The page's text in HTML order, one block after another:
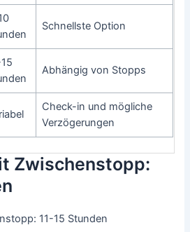
Schnellste Option
Abhängig von Stopps
Check-in und mögliche
Verzögerungen
Zwischenstopp:
11-15 Stunden